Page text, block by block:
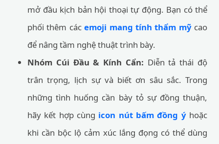
mở đầu kịch bản hội thoại tự động. Bạn có thể
phối thêm cácemoji mang tính thẩm mỹcao
để nâng tầm nghệ thuật trình bày.
Nhóm Cúi Đầu & Kính Cẩn: Diễn tả thái độ
trân trọng, lịch sự và biết ơn sâu sắc. Trong
những tình huống cần bày tỏ sự đồng thuận,
hãy kết hợp cùng icon nút bấm đồng ýhoặc
khi cần bộc lộ cảm xúc lắng đọng có thể dùng